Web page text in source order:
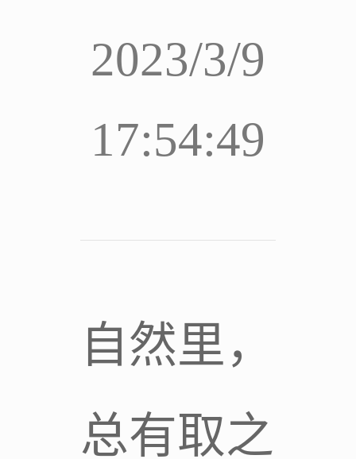
2023/3/9
17:54:49
自然里，
总有取之